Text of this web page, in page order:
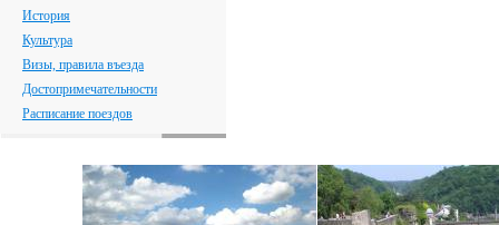
История
Культура
Визы, правила въезда
Достопримечательности
Расписание поездов